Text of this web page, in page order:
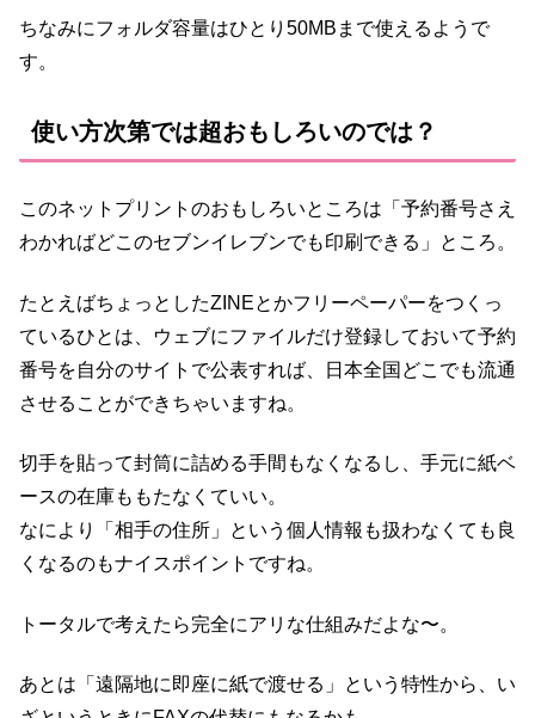
ちなみにフォルダ容量はひとり50MBまで使えるようで
す。
使い方次第では超おもしろいのでは？
このネットプリントのおもしろいところは「予約番号さえ
わかればどこのセブンイレブンでも印刷できる」ところ。
たとえばちょっとしたZINEとかフリーペーパーをつくっ
ているひとは、ウェブにファイルだけ登録しておいて予約
番号を自分のサイトで公表すれば、日本全国どこでも流通
させることができちゃいますね。
切手を貼って封筒に詰める手間もなくなるし、手元に紙ベ
ースの在庫ももたなくていい。
なにより「相手の住所」という個人情報も扱わなくても良
くなるのもナイスポイントですね。
トータルで考えたら完全にアリな仕組みだよな〜。
あとは「遠隔地に即座に紙で渡せる」という特性から、い